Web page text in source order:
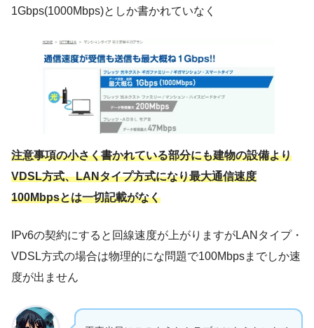
1Gbps(1000Mbps)としか書かれていなく
注意事項の小さく書かれている部分にも建物の設備より
VDSL方式、LANタイプ方式になり最大通信速度
100Mbpsとは一切記載がなく
IPv6の契約にすると回線速度が上がりますがLANタイプ・
VDSL方式の場合は物理的にな問題で100Mbpsまでしか速
度が出ません